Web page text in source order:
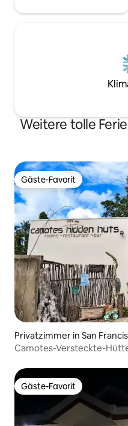
Weitere tolle
Gäste-Favorit
Gäste-Favorit
Privatzimmer in San
Camotes-Versteckte-
Gäste-Favorit
Gäste-Favorit